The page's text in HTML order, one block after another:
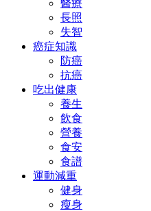
醫療
長照
失智
癌症知識
防癌
抗癌
吃出健康
養生
飲食
營養
食安
食譜
運動減重
健身
瘦身